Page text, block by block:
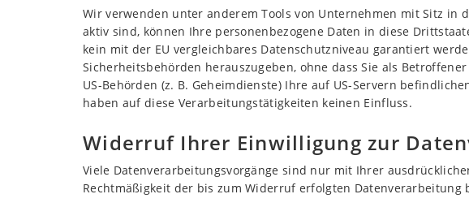
Wir verwenden unter anderem Tools von Unternehmen mit Sitz in
aktiv sind, können Ihre personenbezogene Daten in diese
kein mit der EU vergleichbares Datenschutzniveau garantiert
Sicherheitsbehörden herauszugeben, ohne dass Sie als
US-Behörden (z. B. Geheimdienste) Ihre auf US-Servern
haben auf diese Verarbeitungstätigkeiten keinen Einfluss.
Widerruf Ihrer Einwilligung zur
Viele Datenverarbeitungsvorgänge sind nur mit Ihrer
Rechtmäßigkeit der bis zum Widerruf erfolgten